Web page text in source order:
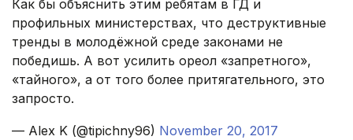
Как бы объяснить этим ребятам в ГД и
профильных министерствах, что деструктивные
тренды в молодёжной среде законами не
победишь. А вот усилить ореол «запретного»,
«тайного», а от того более притягательного, это
запросто.
— Alex K (@tipichny96) November 20, 2017